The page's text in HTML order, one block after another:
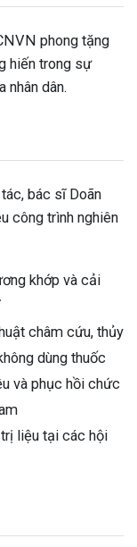
phong tặng
hiến trong sự
nhân dân.
bác sĩ Doãn
công trình nghiên
khớp và cải
châm cứu, thủy
dùng thuốc
và phục hồi chức
liệu tại các hội